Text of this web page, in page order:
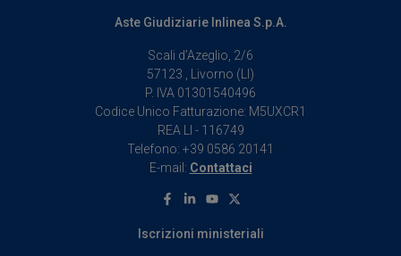
Aste Giudiziarie Inlinea S.p.A.
Scali d’Azeglio, 2/6
57123 , Livorno (LI)
P. IVA 01301540496
Codice Unico Fatturazione: M5UXCR1
REA LI - 116749
Telefono: +39 0586 20141
E-mail: Contattaci
Facebook
LinkedinYoutube
X
Iscrizioni ministeriali